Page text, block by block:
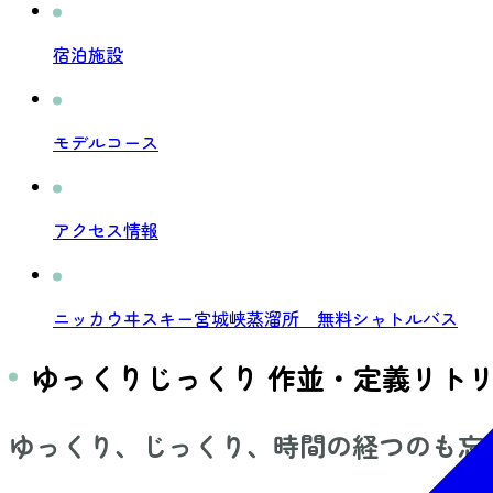
宿泊施設
モデルコース
アクセス情報
ニッカウヰスキー宮城峡蒸溜所 無料シャトルバス
ゆっくりじっくり 作並・定義リトリ
ゆっくり、じっくり、時間の経つのも